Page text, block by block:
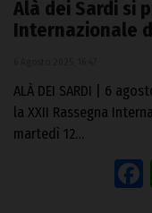
Alà dei Sardi si
Internazionale
ALÀ DEI SARDI | 6
la XXII Rassegna
martedì 12…